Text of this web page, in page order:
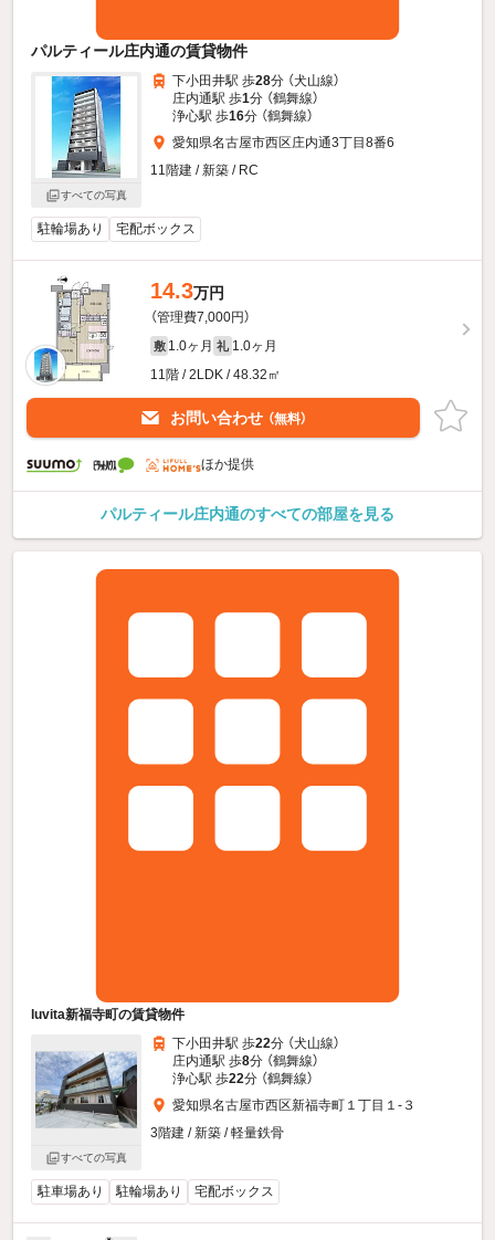
パルティール庄内通の賃貸物件
すべての写真
下小田井駅 歩28分 （犬山線）
庄内通駅 歩1分 （鶴舞線）
浄心駅 歩16分 （鶴舞線）
愛知県名古屋市西区庄内通3丁目8番6
11階建 / 新築 / RC
駐輪場あり 宅配ボックス
14.3万円
（管理費7,000円）
敷 1.0ヶ月 礼 1.0ヶ月
11階 / 2LDK / 48.32㎡
お問い合わせ （無料）
ほか提供
パルティール庄内通のすべての部屋を見る
luvita新福寺町の賃貸物件
すべての写真
下小田井駅 歩22分 （犬山線）
庄内通駅 歩8分 （鶴舞線）
浄心駅 歩22分 （鶴舞線）
愛知県名古屋市西区新福寺町１丁目１-３
3階建 / 新築 / 軽量鉄骨
駐車場あり 駐輪場あり 宅配ボックス